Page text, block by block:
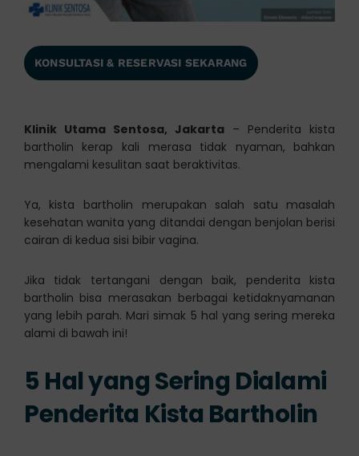
KONSULTASI & RESERVASI SEKARANG
Klinik Utama Sentosa, Jakarta – Penderita kista
bartholin kerap kali merasa tidak nyaman, bahkan
mengalami kesulitan saat beraktivitas.
Ya, kista bartholin merupakan salah satu masalah
kesehatan wanita yang ditandai dengan benjolan berisi
cairan di kedua sisi bibir vagina.
Jika tidak tertangani dengan baik, penderita kista
bartholin bisa merasakan berbagai ketidaknyamanan
yang lebih parah. Mari simak 5 hal yang sering mereka
alami di bawah ini!
5 Hal yang Sering Dialami
Penderita Kista Bartholin